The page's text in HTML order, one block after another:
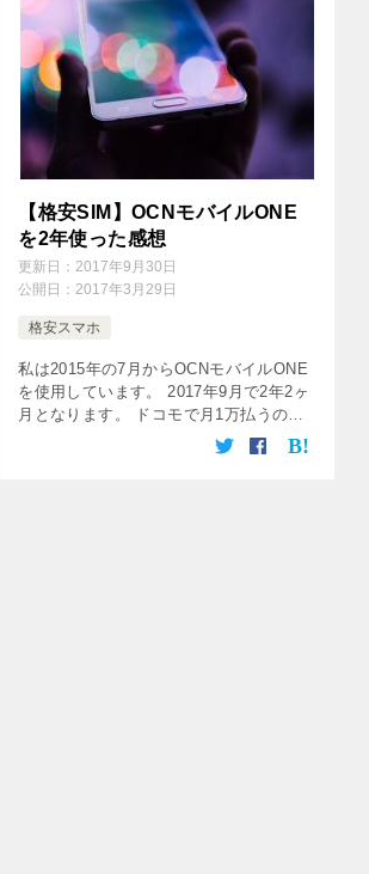
【格安SIM】OCNモバイルONE
を2年使った感想
更新日：2017年9月30日
公開日：2017年3月29日
格安スマホ
私は2015年の7月からOCNモバイルONE
を使用しています。 2017年9月で2年2ヶ
月となります。 ドコモで月1万払うのは
馬鹿らしいので約6分の1もの安さになる
OCNモバイルONEに乗り換え、解約縛り